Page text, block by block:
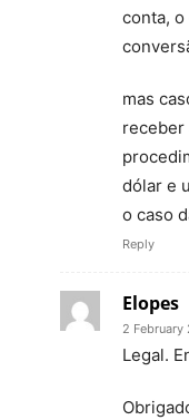
conta,
mas
receber
dólar e
o caso
Reply
Elopes
2 February
Legal.